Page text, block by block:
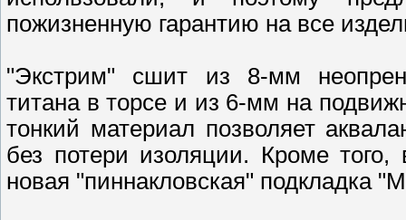
пожизненную гарантию на все
"Экстрим" сшит из 8-мм
титана в торсе и из 6-мм на
тонкий материал позволяет
без потери изоляции. Кроме
новая "пиннакловская" подкладка